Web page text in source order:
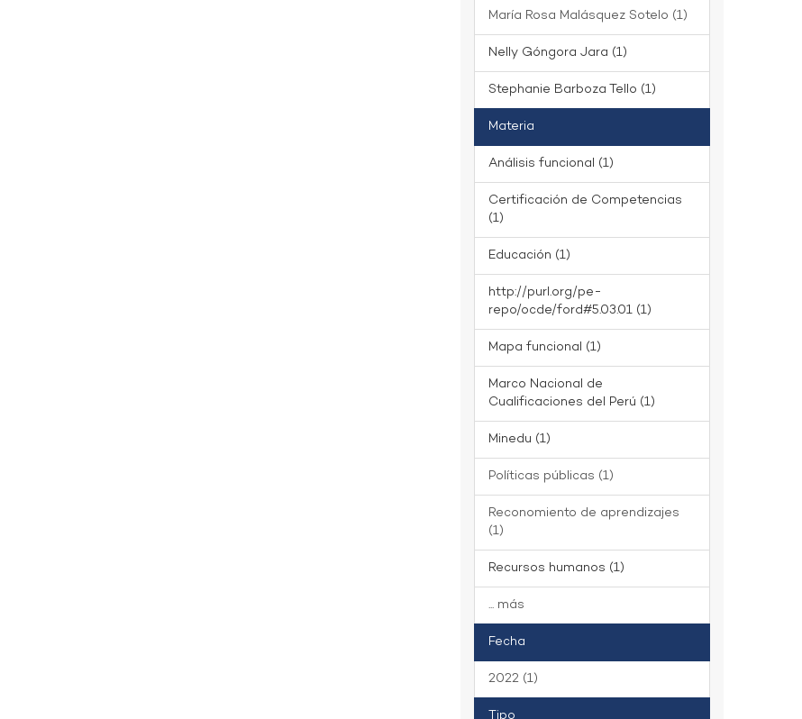
María Rosa Malásquez Sotelo (1)
Nelly Góngora Jara (1)
Stephanie Barboza Tello (1)
Materia
Análisis funcional (1)
Certificación de Competencias
(1)
Educación (1)
http://purl.org/pe-
repo/ocde/ford#5.03.01 (1)
Mapa funcional (1)
Marco Nacional de
Cualificaciones del Perú (1)
Minedu (1)
Políticas públicas (1)
Reconomiento de aprendizajes
(1)
Recursos humanos (1)
... más
Fecha
2022 (1)